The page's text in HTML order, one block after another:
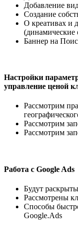
Добавление
Создание
О креативах и
(динамические
Баннер на
Настройки
управление ценой
Рассмотрим
Рассмотрим
Рассмотрим
Работа с Google Ads
Будут
Рассмотрены
Способы
Google.Ads